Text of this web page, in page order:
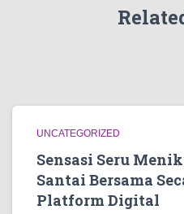
UNCATEGORIZED
Sensasi Seru
Santai Bersama
Platform Digital